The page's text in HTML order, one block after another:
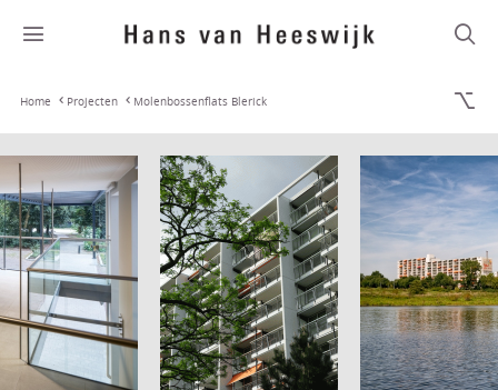
Home Projecten Molenbossenflats Blerick